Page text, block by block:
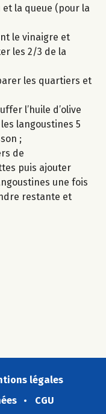
la queue (pour la
le vinaigre et
les 2/3 de la
les quartiers et
l’huile d’olive
langoustines 5
;
de
puis ajouter
une fois
restante et
légales
CGU